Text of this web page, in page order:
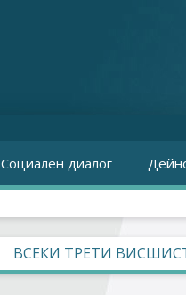
Социален диалог
ВСЕКИ ТРЕТИ